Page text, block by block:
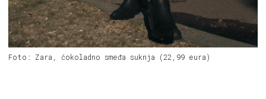
Foto: Zara, čokoladno smeđa suknja (22,99 eura)